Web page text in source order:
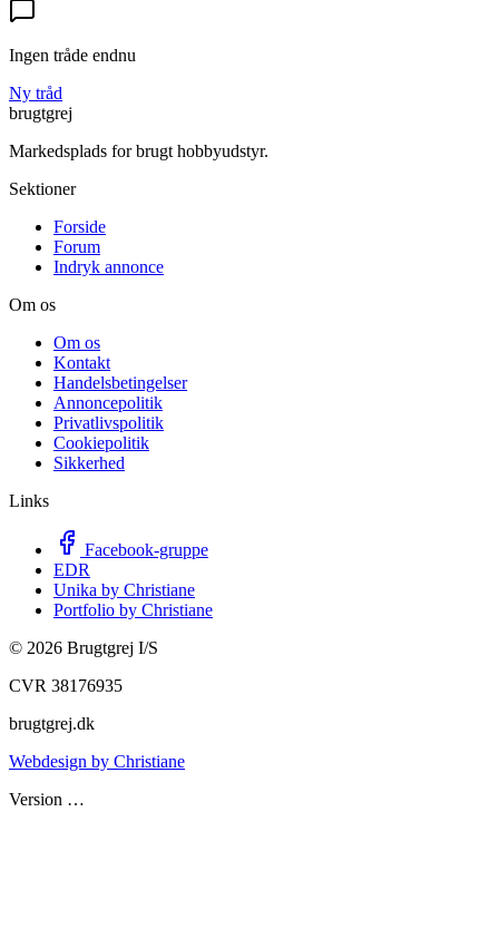
Ingen tråde endnu
Ny tråd
brugtgrej
Markedsplads for brugt hobbyudstyr.
Sektioner
Forside
Forum
Indryk annonce
Om os
Om os
Kontakt
Handelsbetingelser
Annoncepolitik
Privatlivspolitik
Cookiepolitik
Sikkerhed
Links
Facebook-gruppe
EDR
Unika by Christiane
Portfolio by Christiane
© 2026 Brugtgrej I/S
CVR 38176935
brugtgrej.dk
Webdesign by Christiane
Version …